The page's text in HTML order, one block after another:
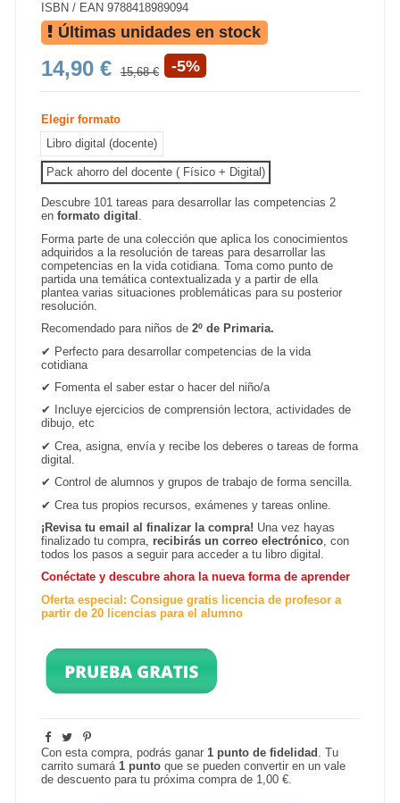
ISBN / EAN 9788418989094
Últimas unidades en stock
14,90 € 15,68 € -5%
Elegir formato
Libro digital (docente)
Pack ahorro del docente ( Físico + Digital)
Descubre 101 tareas para desarrollar las competencias 2
enformato digital .
Forma parte de una colección que aplica los conocimientos
adquiridos a la resolución de tareas para desarrollar las
competencias en la vida cotidiana. Toma como punto de
partida una temática contextualizada y a partir de ella
plantea varias situaciones problemáticas para su posterior
resolución.
Recomendado para niños de2º de Primaria.
✔ Perfecto para desarrollar competencias de la vida
cotidiana
✔ Fomenta el saber estar o hacer del niño/a
✔
Incluye ejercicios de comprensión lectora, actividades de
dibujo, etc
✔ Crea, asigna, envía y recibe los deberes o tareas de forma
digital.
✔ Control de alumnos y grupos de trabajo de forma sencilla.
✔ Crea tus propios recursos, exámenes y tareas online.
¡Revisa tu email al finalizar la compra! Una vez hayas
finalizado tu compra, recibirás un correo electrónico, con
todos los pasos a seguir para acceder a tu libro digital.
Conéctate y descubre ahora la nueva forma de aprender
Oferta especial: Consigue gratis licencia de profesor a
partir de 20 licencias para el alumno
Con esta compra, podrás ganar 1 punto de fidelidad . Tu
carrito sumará 1 punto que se pueden convertir en un vale
de descuento para tu próxima compra de 1,00 €